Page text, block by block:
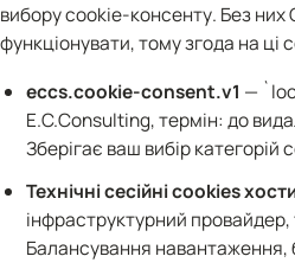
вибору cookie-консенту. Без
функціонувати, тому згода на ці
eccs.cookie-consent.v1 —
E.C.Consulting, термін: до
Зберігає ваш вибір категорій
Технічні сесійні cookies
інфраструктурний
Балансування навантаження,